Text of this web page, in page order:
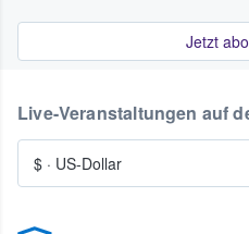
Jetzt
Live-Veranstaltungen auf
$ · US-Dollar